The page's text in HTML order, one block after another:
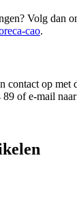
Volg dan
cao.
contact op met
of e-mail naar